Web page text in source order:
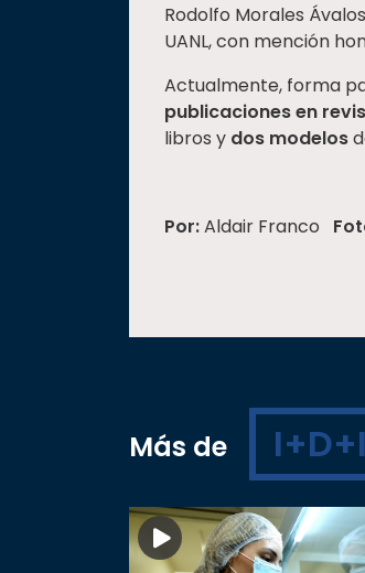
Rodolfo Morales
UANL, con mención
Actualmente, forma
publicaciones en
libros y dos modelos
Por:Aldair Franco
Más de I+D+I